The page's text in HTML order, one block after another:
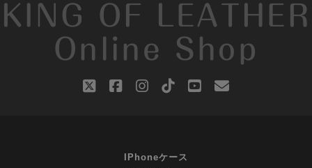
KING OF LEATHER
Online Shop
twitterfacebookinstagram
tiktokyoutube
email
IPhoneケース